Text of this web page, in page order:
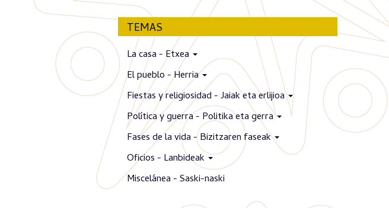
TEMAS
La casa - Etxea
El pueblo - Herria
Fiestas y religiosidad - Jaiak eta erlijioa
Política y guerra - Politika eta gerra
Fases de la vida - Bizitzaren faseak
Oficios - Lanbideak
Miscelánea - Saski-naski